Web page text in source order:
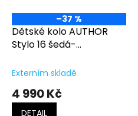
–37 %
Dětské kolo AUTHOR
Stylo 16 šedá-
Externím skladě
4 990 Kč
DETAIL